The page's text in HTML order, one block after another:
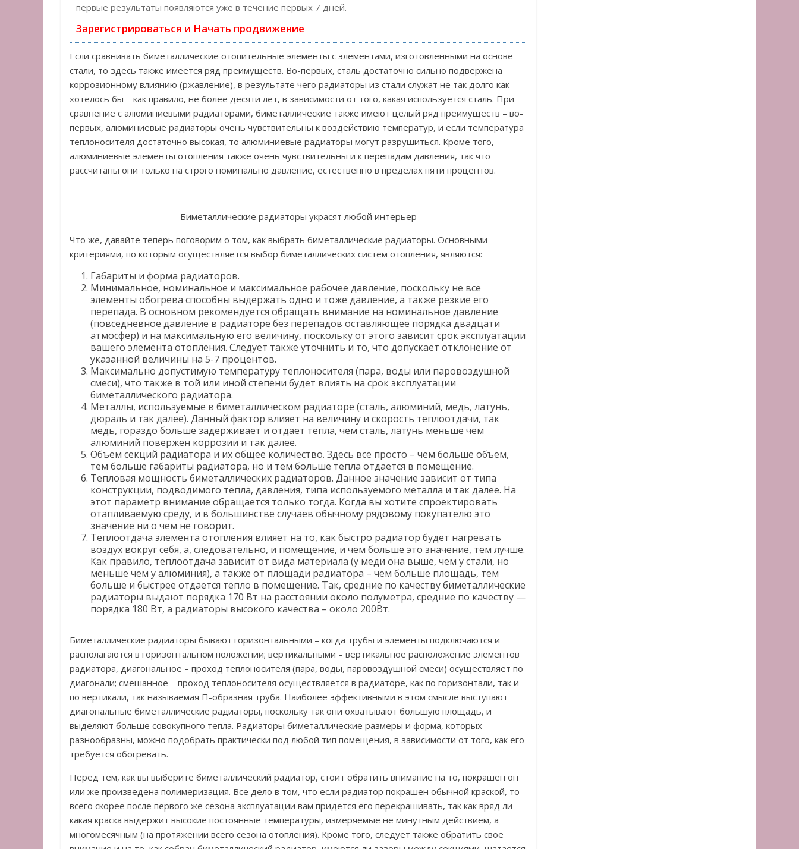
первые результаты появляются уже в течение первых 7 дней.
Зарегистрироваться и Начать продвижение
Если сравнивать биметаллические отопительные элементы с элементами, изготовленными на основе
стали, то здесь также имеется ряд преимуществ. Во-первых, сталь достаточно сильно подвержена
коррозионному влиянию (ржавление), в результате чего радиаторы из стали служат не так долго как
хотелось бы – как правило, не более десяти лет, в зависимости от того, какая используется сталь. При
сравнение с алюминиевыми радиаторами, биметаллические также имеют целый ряд преимуществ – во-
первых, алюминиевые радиаторы очень чувствительны к воздействию температур, и если температура
теплоносителя достаточно высокая, то алюминиевые радиаторы могут разрушиться. Кроме того,
алюминиевые элементы отопления также очень чувствительны и к перепадам давления, так что
рассчитаны они только на строго номинально давление, естественно в пределах пяти процентов.
Биметаллические радиаторы украсят любой интерьер
Что же, давайте теперь поговорим о том, как выбрать биметаллические радиаторы. Основными
критериями, по которым осуществляется выбор биметаллических систем отопления, являются:
Габариты и форма радиаторов.
Минимальное, номинальное и максимальное рабочее давление, поскольку не все
элементы обогрева способны выдержать одно и тоже давление, а также резкие его
перепада. В основном рекомендуется обращать внимание на номинальное давление
(повседневное давление в радиаторе без перепадов оставляющее порядка двадцати
атмосфер) и на максимальную его величину, поскольку от этого зависит срок эксплуатации
вашего элемента отопления. Следует также уточнить и то, что допускает отклонение от
указанной величины на 5-7 процентов.
Максимально допустимую температуру теплоносителя (пара, воды или паровоздушной
смеси), что также в той или иной степени будет влиять на срок эксплуатации
биметаллического радиатора.
Металлы, используемые в биметаллическом радиаторе (сталь, алюминий, медь, латунь,
дюраль и так далее). Данный фактор влияет на величину и скорость теплоотдачи, так
медь, гораздо больше задерживает и отдает тепла, чем сталь, латунь меньше чем
алюминий повержен коррозии и так далее.
Объем секций радиатора и их общее количество. Здесь все просто – чем больше объем,
тем больше габариты радиатора, но и тем больше тепла отдается в помещение.
Тепловая мощность биметаллических радиаторов. Данное значение зависит от типа
конструкции, подводимого тепла, давления, типа используемого металла и так далее. На
этот параметр внимание обращается только тогда. Когда вы хотите спроектировать
отапливаемую среду, и в большинстве случаев обычному рядовому покупателю это
значение ни о чем не говорит.
Теплоотдача элемента отопления влияет на то, как быстро радиатор будет нагревать
воздух вокруг себя, а, следовательно, и помещение, и чем больше это значение, тем лучше.
Как правило, теплоотдача зависит от вида материала (у меди она выше, чем у стали, но
меньше чем у алюминия), а также от площади радиатора – чем больше площадь, тем
больше и быстрее отдается тепло в помещение. Так, средние по качеству биметаллические
радиаторы выдают порядка 170 Вт на расстоянии около полуметра, средние по качеству —
порядка 180 Вт, а радиаторы высокого качества – около 200Вт.
Биметаллические радиаторы бывают горизонтальными – когда трубы и элементы подключаются и
располагаются в горизонтальном положении; вертикальными – вертикальное расположение элементов
радиатора, диагональное – проход теплоносителя (пара, воды, паровоздушной смеси) осуществляет по
диагонали; смешанное – проход теплоносителя осуществляется в радиаторе, как по горизонтали, так и
по вертикали, так называемая П-образная труба. Наиболее эффективными в этом смысле выступают
диагональные биметаллические радиаторы, поскольку так они охватывают большую площадь, и
выделяют больше совокупного тепла. Радиаторы биметаллические размеры и форма, которых
разнообразны, можно подобрать практически под любой тип помещения, в зависимости от того, как его
требуется обогревать.
Перед тем, как вы выберите биметаллический радиатор, стоит обратить внимание на то, покрашен он
или же произведена полимеризация. Все дело в том, что если радиатор покрашен обычной краской, то
всего скорее после первого же сезона эксплуатации вам придется его перекрашивать, так как вряд ли
какая краска выдержит высокие постоянные температуры, измеряемые не минутным действием, а
многомесячным (на протяжении всего сезона отопления). Кроме того, следует также обратить свое